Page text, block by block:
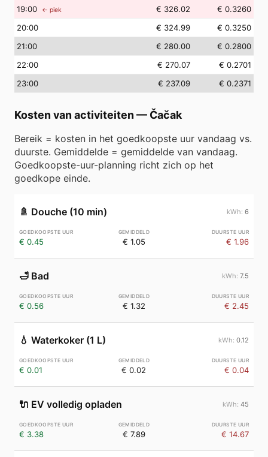
19:00 ← piek € 326.02
€ 0.3260
20:00 € 324.99
€ 0.3250
21:00 € 280.00
€ 0.2800
22:00 € 270.07
€ 0.2701
23:00 € 237.09 € 0.2371
Kosten van activiteiten — Čačak
Bereik = kosten in het goedkoopste uur vandaag vs.
duurste. Gemiddelde = gemiddelde van vandaag.
Goedkoopste-uur-planning richt zich op het
goedkope einde.
🚿 Douche (10 min) 6
€ 0.45 € 1.05 € 1.96
🛁 Bad 7.5
€ 0.56 € 1.32 € 2.45
💧 Waterkoker (1 L) 0.12
€ 0.01 € 0.02 € 0.04
🔌 EV volledig opladen 45
€ 3.38 € 7.89 € 14.67